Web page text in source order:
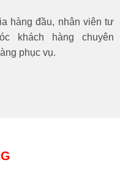
hàng đầu, nhân viên tư
khách hàng chuyên
phục vụ.